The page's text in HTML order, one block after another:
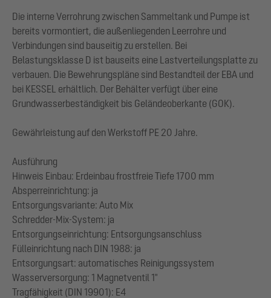
Die interne Verrohrung zwischen Sammeltank und Pumpe ist
bereits vormontiert, die außenliegenden Leerrohre und
Verbindungen sind bauseitig zu erstellen. Bei
Belastungsklasse D ist bauseits eine Lastverteilungsplatte zu
verbauen. Die Bewehrungspläne sind Bestandteil der EBA und
bei KESSEL erhältlich. Der Behälter verfügt über eine
Grundwasserbeständigkeit bis Geländeoberkante (GOK).
Gewährleistung auf den Werkstoff PE 20 Jahre.
Ausführung
Hinweis Einbau: Erdeinbau frostfreie Tiefe 1700 mm
Absperreinrichtung: ja
Entsorgungsvariante: Auto Mix
Schredder-Mix-System: ja
Entsorgungseinrichtung: Entsorgungsanschluss
Fülleinrichtung nach DIN 1988: ja
Entsorgungsart: automatisches Reinigungssystem
Wasserversorgung: 1 Magnetventil 1"
Tragfähigkeit (DIN 19901): E4